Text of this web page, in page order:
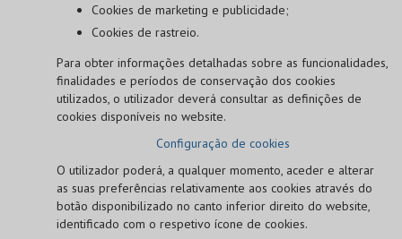
Cookies de marketing e publicidade;
Cookies de rastreio.
Para obter informações detalhadas sobre as funcionalidades,
finalidades e períodos de conservação dos cookies
utilizados, o utilizador deverá consultar as definições de
cookies disponíveis no website.
Configuração de cookies
O utilizador poderá, a qualquer momento, aceder e alterar
as suas preferências relativamente aos cookies através do
botão disponibilizado no canto inferior direito do website,
identificado com o respetivo ícone de cookies.